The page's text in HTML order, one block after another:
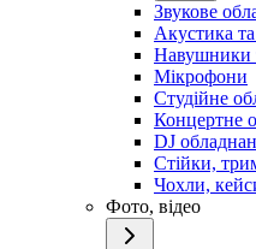
Звукове
Акустика
Навушники
Мікрофони
Студійне
Концертне
DJ
Стійки,
Чохли,
Фото, відео